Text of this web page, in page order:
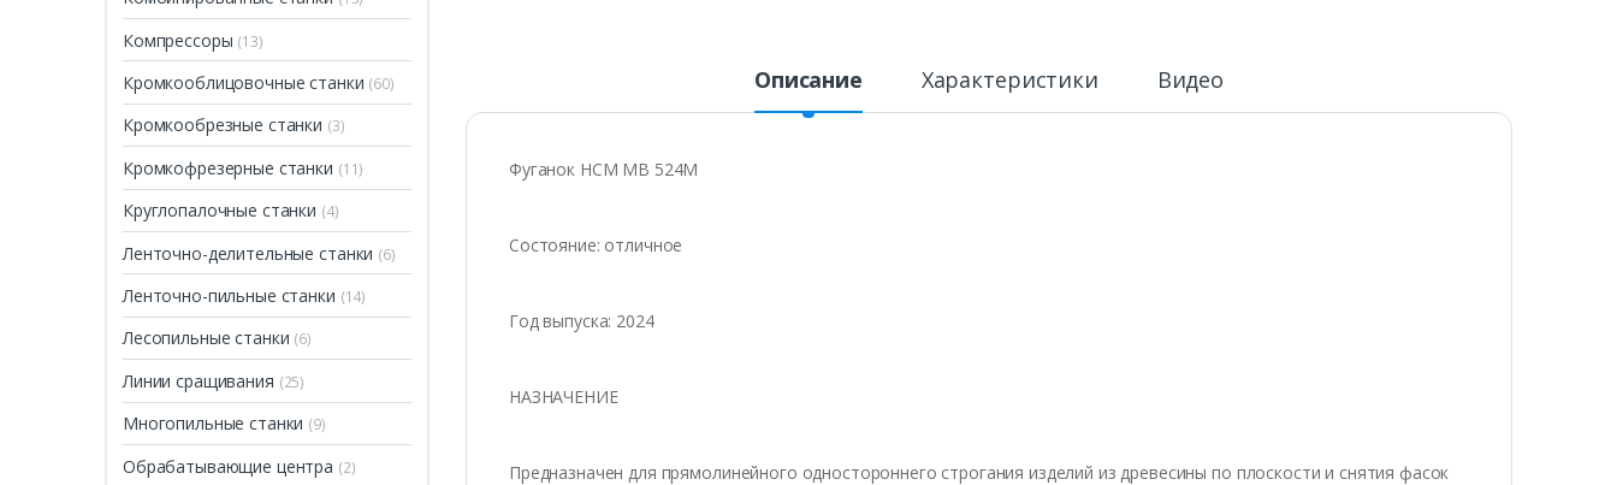
Описание Характеристики Видео
Фуганок HCM MB 524M
Состояние: отличное
Год выпуска: 2024
НАЗНАЧЕНИЕ
Предназначен для прямолинейного одностороннего строгания изделий из древесины по плоскости и снятия фасок
Компрессоры (13)
Кромкооблицовочные станки (60)
Кромкообрезные станки (3)
Кромкофрезерные станки (11)
Круглопалочные станки (4)
Ленточно-делительные станки (6)
Ленточно-пильные станки (14)
Лесопильные станки (6)
Линии сращивания (25)
Многопильные станки (9)
Обрабатывающие центра (2)